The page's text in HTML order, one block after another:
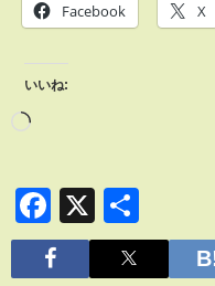
Facebook X
いいね:
Facebook
X
有